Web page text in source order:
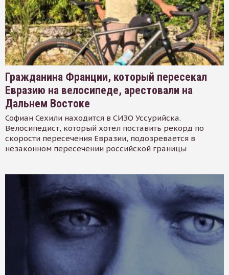
Гражданина Франции, который пересекал
Евразию на велосипеде, арестовали на
Дальнем Востоке
Софиан Сехили находится в СИЗО Уссурийска.
Велосипедист, который хотел поставить рекорд по
скорости пересечения Евразии, подозревается в
незаконном пересечении российской границы